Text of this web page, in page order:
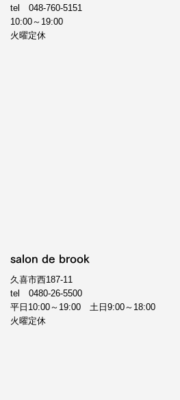
tel 048-760-5151
10:00～19:00
火曜定休
salon de brook
久喜市西187-11
tel 0480-26-5500
平日10:00～19:00 土日9:00～18:00
火曜定休